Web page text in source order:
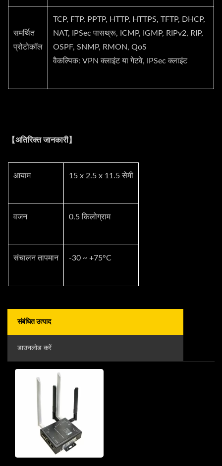
समर्थित
प्रोटोकॉल
TCP, FTP, PPTP, HTTP, HTTPS, TFTP, DHCP,
NAT, IPSec पासथ्रू, ICMP, IGMP, RIPv2, RIP,
OSPF, SNMP, RMON, QoS
वैकल्पिक: VPN क्लाइंट या गेटवे, IPSec क्लाइंट
【अतिरिक्त जानकारी】
आयाम 15 x 2.5 x 11.5 सेमी
वजन 0.5 किलोग्राम
संचालन तापमान -30 ~ +75°C
संबंधित उत्पाद
डाउनलोड करें